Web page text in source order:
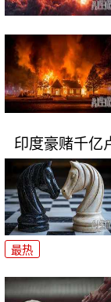
印度豪赌千亿
最热